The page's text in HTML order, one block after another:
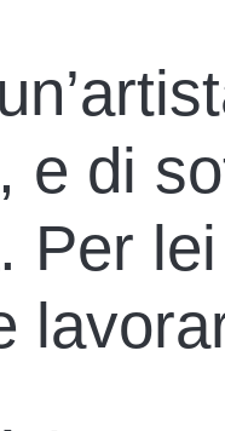
e di
Per